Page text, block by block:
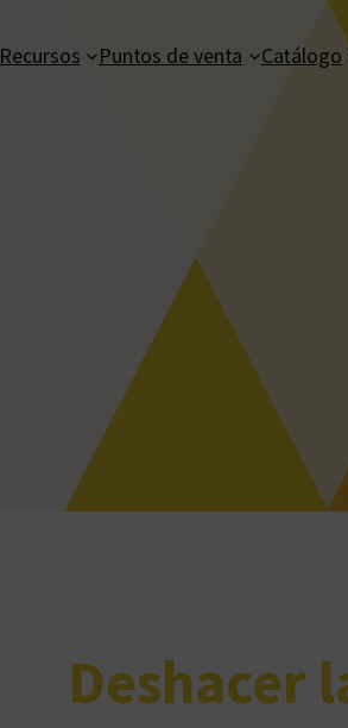
Recursos Puntos de venta Catálogo
Deshacer